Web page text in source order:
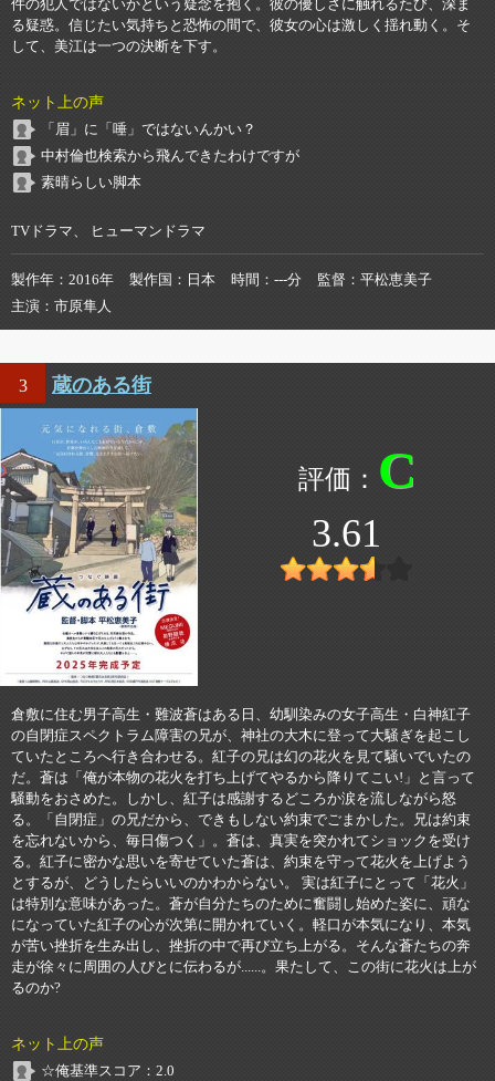
件の犯人ではないかという疑念を抱く。彼の優しさに触れるたび、深ま
る疑惑。信じたい気持ちと恐怖の間で、彼女の心は激しく揺れ動く。そ
して、美江は一つの決断を下す。
ネット上の声
「眉」に「唾」ではないんかい？
中村倫也検索から飛んできたわけですが
素晴らしい脚本
TVドラマ、 ヒューマンドラマ
製作年 2016年 製作国 日本 時間 ---分 監督
平松恵美子
主演
市原隼人
3 蔵のある街
C
3.61
倉敷に住む男子高生・難波蒼はある日、幼馴染みの女子高生・白神紅子
の自閉症スペクトラム障害の兄が、神社の大木に登って大騒ぎを起こし
ていたところへ行き合わせる。紅子の兄は幻の花火を見て騒いでいたの
だ。蒼は「俺が本物の花火を打ち上げてやるから降りてこい!」と言って
騒動をおさめた。しかし、紅子は感謝するどころか涙を流しながら怒
る。「自閉症」の兄だから、できもしない約束でごまかした。兄は約束
を忘れないから、毎日傷つく」。蒼は、真実を突かれてショックを受け
る。紅子に密かな思いを寄せていた蒼は、約束を守って花火を上げよう
とするが、どうしたらいいのかわからない。 実は紅子にとって「花火」
は特別な意味があった。蒼が自分たちのために奮闘し始めた姿に、頑な
になっていた紅子の心が次第に開かれていく。軽口が本気になり、本気
が苦い挫折を生み出し、挫折の中で再び立ち上がる。そんな蒼たちの奔
走が徐々に周囲の人びとに伝わるが......。果たして、この街に花火は上が
るのか?
ネット上の声
☆俺基準スコア：2.0